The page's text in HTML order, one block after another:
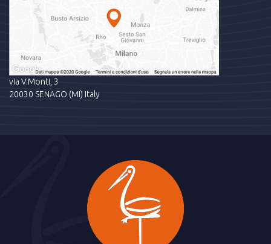
via V.Monti, 3
20030 SENAGO (MI) Italy